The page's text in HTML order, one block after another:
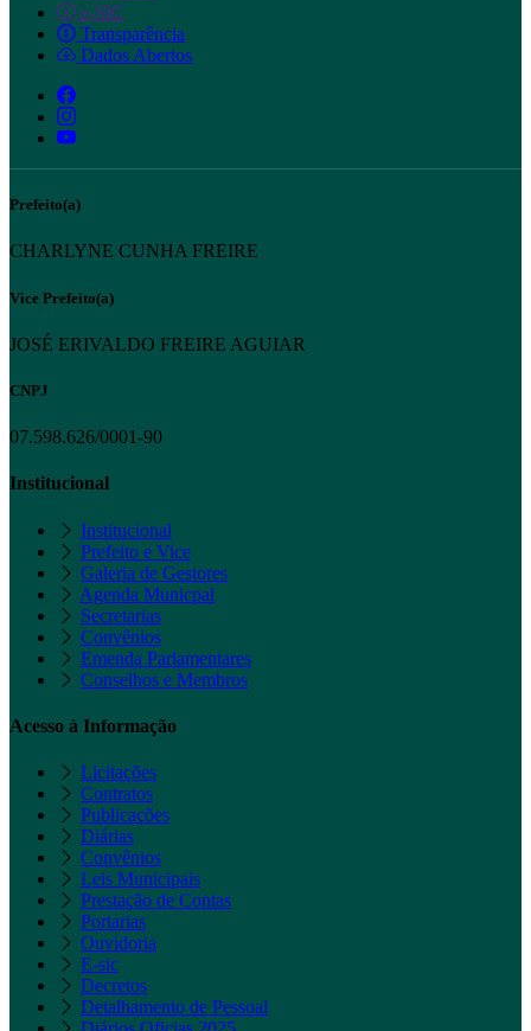
e-SIC
Transparência
Dados Abertos
Prefeito(a)
CHARLYNE CUNHA FREIRE
Vice Prefeito(a)
JOSÉ ERIVALDO FREIRE AGUIAR
CNPJ
07.598.626/0001-90
Institucional
Institucional
Prefeito e Vice
Galeria de Gestores
Agenda Municpal
Secretarias
Convênios
Emenda Parlamentares
Conselhos e Membros
Acesso à Informação
Licitações
Contratos
Publicações
Diárias
Convênios
Leis Municipais
Prestação de Contas
Portarias
Ouvidoria
E-sic
Decretos
Detalhamento de Pessoal